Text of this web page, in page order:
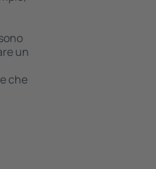
un
che